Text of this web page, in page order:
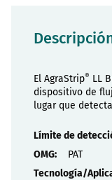
El AgraStrip® LL
dispositivo de
lugar que
Propiedades
PAT